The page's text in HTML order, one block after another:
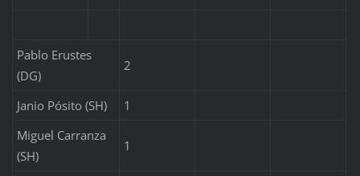
Pablo Erustes
(DG)
2
Janio Pósito (SH)
1
Miguel Carranza
(SH)
1